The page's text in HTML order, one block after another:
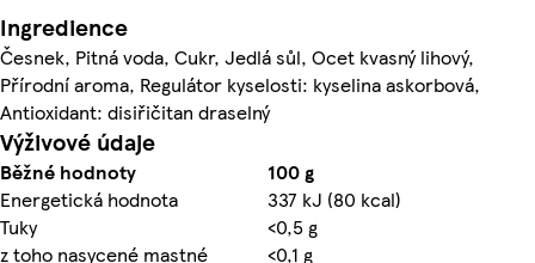
Ingredience
Česnek, Pitná voda, Cukr, Jedlá sůl, Ocet kvasný lihový,
Přírodní aroma, Regulátor kyselosti: kyselina askorbová,
Antioxidant: disiřičitan draselný
Výživové údaje
Běžné hodnoty
100 g
Energetická hodnota
337 kJ (80 kcal)
Tuky
<0,5 g
z toho nasycené mastné
<0,1 g